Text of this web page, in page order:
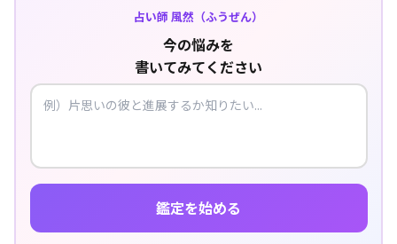
占い師 風然（ふうぜん）
今の悩みを
書いてみてください
鑑定を始める